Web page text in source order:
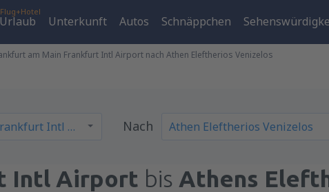
Flug+Hotel
Urlaub Unterkunft Autos Schnäppchen
am Main Frankfurt Intl Airport nach Athen Eleftherios Venizelos
Nach
Intl Airport bis Athens